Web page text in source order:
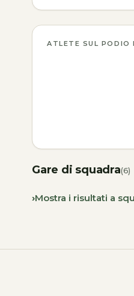
ATLETE SUL PODIO
Gare di squadra(6)
Mostra i risultati a